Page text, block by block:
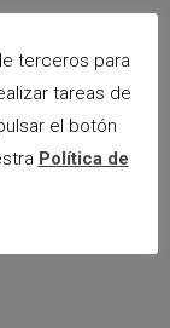
(Caja
terceros para
tareas de
el botón
Política de